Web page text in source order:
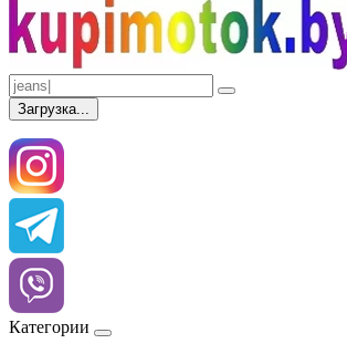
Загрузка...
Категории